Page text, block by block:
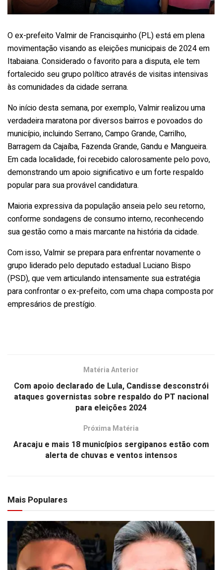
O ex-prefeito Valmir de Francisquinho (PL) está em plena
movimentação visando as eleições municipais de 2024 em
Itabaiana. Considerado o favorito para a disputa, ele tem
fortalecido seu grupo político através de visitas intensivas
às comunidades da cidade serrana.
No início desta semana, por exemplo, Valmir realizou uma
verdadeira maratona por diversos bairros e povoados do
município, incluindo Serrano, Campo Grande, Carrilho,
Barragem da Cajaíba, Fazenda Grande, Gandu e Mangueira.
Em cada localidade, foi recebido calorosamente pelo povo,
demonstrando um apoio significativo e um forte respaldo
popular para sua provável candidatura.
Maioria expressiva da população anseia pelo seu retorno,
conforme sondagens de consumo interno, reconhecendo
sua gestão como a mais marcante na história da cidade.
Com isso, Valmir se prepara para enfrentar novamente o
grupo liderado pelo deputado estadual Luciano Bispo
(PSD), que vem articulando intensamente sua estratégia
para confrontar o ex-prefeito, com uma chapa composta por
empresários de prestígio.
Matéria Anterior
Com apoio declarado de Lula, Candisse desconstrói
ataques governistas sobre respaldo do PT nacional
para eleições 2024
Próxima Matéria
Aracaju e mais 18 municípios sergipanos estão com
alerta de chuvas e ventos intensos
Mais Populares